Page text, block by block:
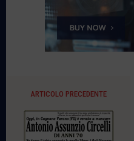
ARTICOLO PRECEDENTE